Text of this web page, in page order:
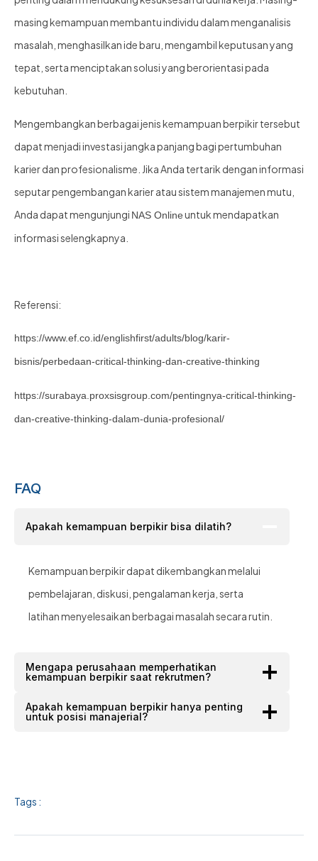
masing kemampuan membantu individu dalam menganalisis
masalah, menghasilkan ide baru, mengambil keputusan yang
tepat, serta menciptakan solusi yang berorientasi pada
kebutuhan.
Mengembangkan berbagai jenis kemampuan berpikir tersebut
dapat menjadi investasi jangka panjang bagi pertumbuhan
karier dan profesionalisme. Jika Anda tertarik dengan informasi
seputar pengembangan karier atau sistem manajemen mutu,
Anda dapat mengunjungi NAS Onlineuntuk mendapatkan
informasi selengkapnya.
Referensi:
https://www.ef.co.id/englishfirst/adults/blog/karir-
bisnis/perbedaan-critical-thinking-dan-creative-thinking
https://surabaya.proxsisgroup.com/pentingnya-critical-thinking-
dan-creative-thinking-dalam-dunia-profesional/
FAQ
Apakah kemampuan berpikir bisa dilatih?
Kemampuan berpikir dapat dikembangkan melalui
pembelajaran, diskusi, pengalaman kerja, serta
latihan menyelesaikan berbagai masalah secara rutin.
Mengapa perusahaan memperhatikan
kemampuan berpikir saat rekrutmen?
Apakah kemampuan berpikir hanya penting
untuk posisi manajerial?
Tags :